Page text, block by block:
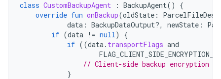
class CustomBackupAgent : BackupAgent()
{
override fun onBackup(oldState :
data : BackupDataOutput?, newState :
if (data != null)
{
if ((data. transportFlags and
// Client-side backup encryption
}